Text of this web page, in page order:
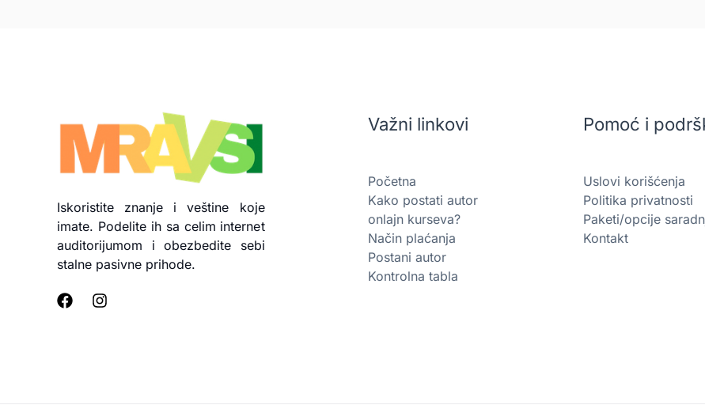
Iskoristite znanje i veštine koje
imate. Podelite ih sa celim internet
auditorijumom i obezbedite sebi
stalne pasivne prihode.
Važni linkovi
Početna
Kako postati autor
onlajn kurseva?
Način plaćanja
Postani autor
Kontrolna tabla
Pomoć i
Uslovi korišćenja
Politika privatnosti
Paketi/opcije
Kontakt